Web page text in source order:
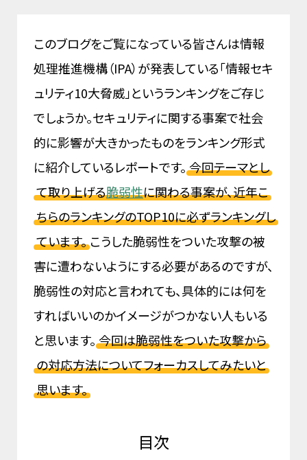
このブログをご覧になっている皆さんは情報
処理推進機構（IPA）が発表している「情報セキ
ュリティ10大脅威」というランキングをご存じ
でしょうか。セキュリティに関する事案で社会
的に影響が大きかったものをランキング形式
に紹介しているレポートです。 今回テーマとし
て取り上げる脆弱性に関わる事案が、近年こ
ちらのランキングのTOP10に必ずランキングし
ています。 こうした脆弱性をついた攻撃の被
害に遭わないようにする必要があるのですが、
脆弱性の対応と言われても、具体的には何を
すればいいのかイメージがつかない人もいる
と思います。 今回は脆弱性をついた攻撃から
の対応方法についてフォーカスしてみたいと
思います。
目次